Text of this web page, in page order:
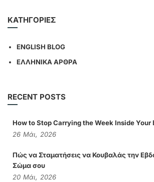
KΑΤΗΓΟΡΊΕΣ
ENGLISH BLOG
ΕΛΛΗΝΙΚΑ ΑΡΘΡΑ
RECENT POSTS
How to Stop Carrying the Week Inside Your
26 Μάι, 2026
Πώς να Σταματήσεις να Κουβαλάς την
Σώμα σου
20 Μάι, 2026